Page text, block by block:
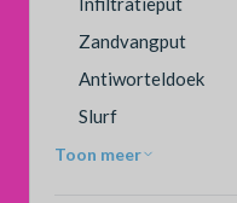
Zandvangput
Antiworteldoek
Slurf
Toon meer